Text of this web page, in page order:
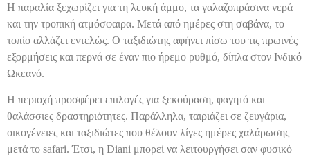
Η παραλία ξεχωρίζει για τη λευκή άμμο, τα γαλαζοπράσινα νερά
και την τροπική ατμόσφαιρα. Μετά από ημέρες στη σαβάνα, το
τοπίο αλλάζει εντελώς. Ο ταξιδιώτης αφήνει πίσω του τις πρωινές
εξορμήσεις και περνά σε έναν πιο ήρεμο ρυθμό, δίπλα στον Ινδικό
Ωκεανό.
Η περιοχή προσφέρει επιλογές για ξεκούραση, φαγητό και
θαλάσσιες δραστηριότητες. Παράλληλα, ταιριάζει σε ζευγάρια,
οικογένειες και ταξιδιώτες που θέλουν λίγες ημέρες χαλάρωσης
μετά το safari. Έτσι, η Diani μπορεί να λειτουργήσει σαν φυσικό